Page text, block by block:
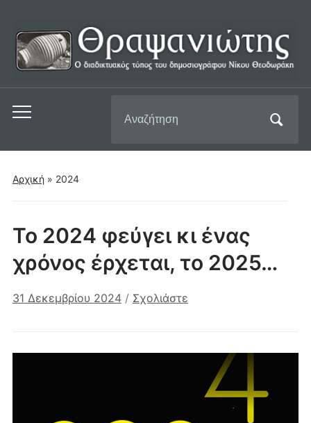
Εναλλαγή
μενού
για
για:
Αρχική » 2024
Το 2024 φεύγει κι ένας
χρόνος έρχεται, το 2025…
31 Δεκεμβρίου 2024 / Σχολιάστε